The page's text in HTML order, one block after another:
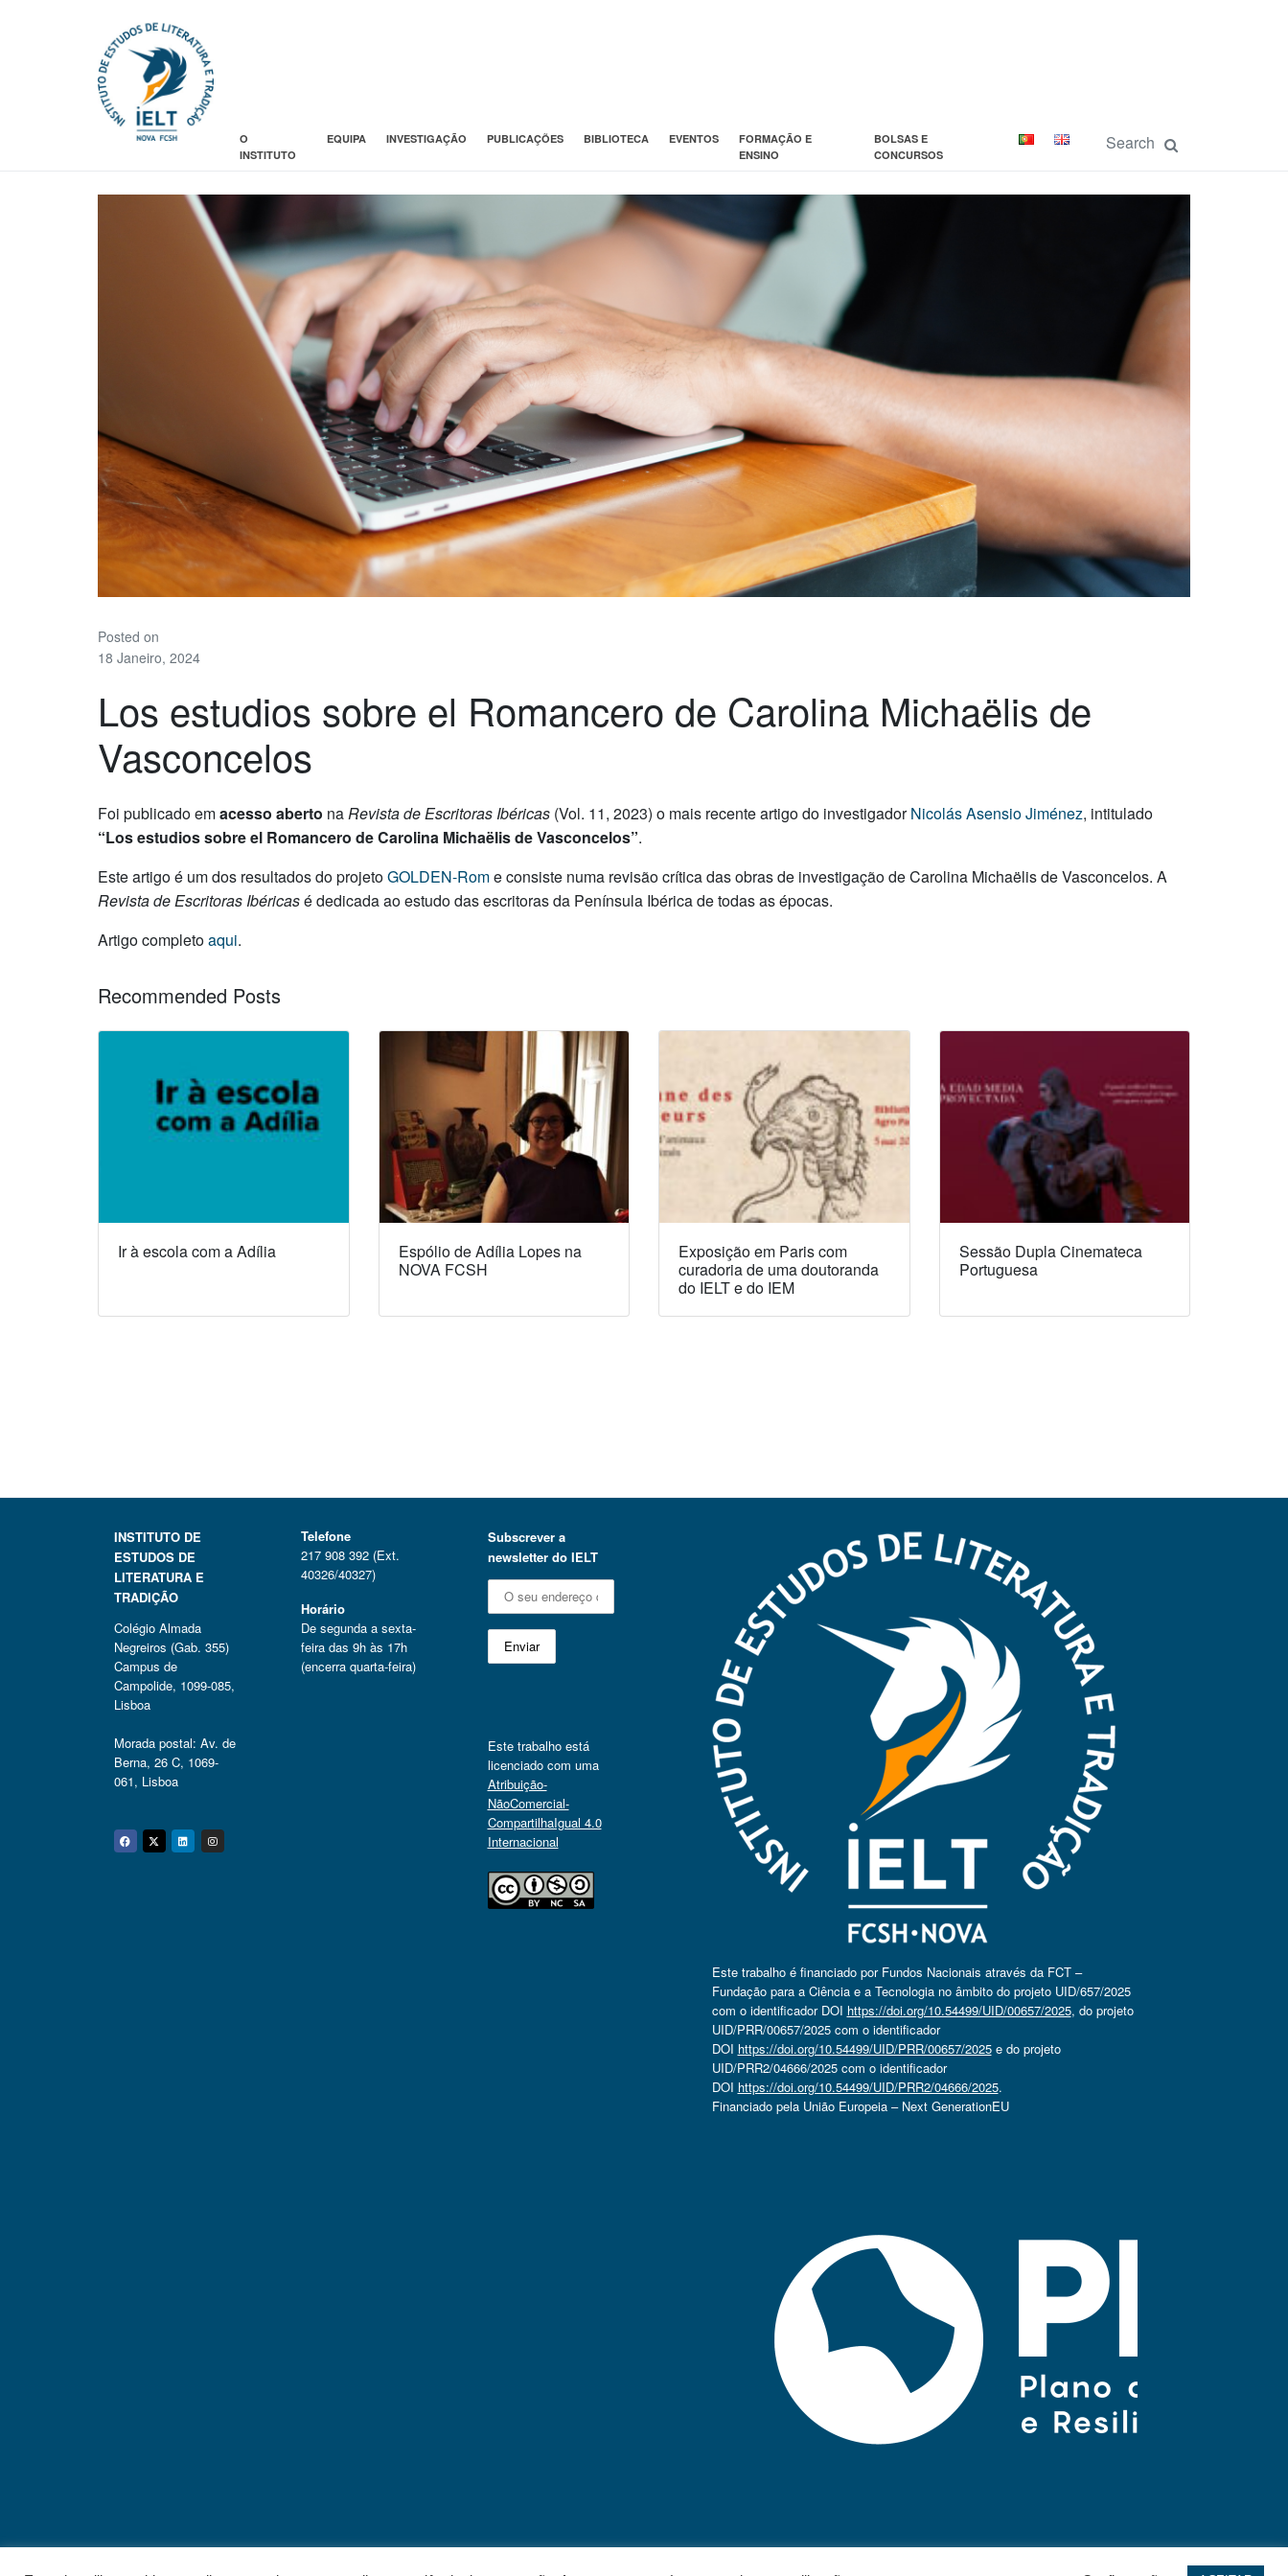
O
INSTITUTO
EQUIPA INVESTIGAÇÃO PUBLICAÇÕES BIBLIOTECA EVENTOS
FORMAÇÃO E
ENSINO
BOLSAS E
CONCURSOS
Posted on
18 Janeiro, 2024
Los estudios sobre el Romancero de Carolina Michaëlis de
Vasconcelos
Foi publicado emacesso aberto naRevista de Escritoras Ibéricas (Vol. 11, 2023) o mais recente artigo do investigadorNicolás Asensio Jiménez, intitulado
“Los estudios sobre el Romancero de Carolina Michaëlis de Vasconcelos”.
Este artigo é um dos resultados do projetoGOLDEN-Rome consiste numa revisão crítica das obras de investigação de Carolina Michaëlis de Vasconcelos. A
Revista de Escritoras Ibéricasé dedicada ao estudo das escritoras da Península Ibérica de todas as épocas.
Artigo completoaqui.
Recommended Posts
Ir à escola com a Adília
Espólio de Adília Lopes na
NOVA FCSH
Exposição em Paris com
curadoria de uma doutoranda
do IELT e do IEM
Sessão Dupla Cinemateca
Portuguesa
INSTITUTO DE
ESTUDOS DE
LITERATURA E
TRADIÇÃO
Colégio Almada
Negreiros (Gab. 355)
Campus de
Campolide, 1099-085,
Lisboa
Morada postal: Av. de
Berna, 26 C, 1069-
061, Lisboa
Facebook
Twitter
Linkedin
Instagram
Telefone
217 908 392 (Ext.
40326/40327)
Horário
De segunda a sexta-
feira das 9h às 17h
(encerra quarta-feira)
Subscrever a
newsletter do IELT
Este trabalho está
licenciado com uma
Atribuição-
NãoComercial-
CompartilhaIgual 4.0
Internacional
Este trabalho é financiado por Fundos Nacionais através da FCT –
Fundação para a Ciência e a Tecnologia no âmbito do projeto UID/657/2025
com o identificador DOI https://doi.org/10.54499/UID/00657/2025, do projeto
UID/PRR/00657/2025 com o identificador
DOI https://doi.org/10.54499/UID/PRR/00657/2025e do projeto
UID/PRR2/04666/2025 com o identificador
DOI https://doi.org/10.54499/UID/PRR2/04666/2025.
Financiado pela União Europeia – Next GenerationEU